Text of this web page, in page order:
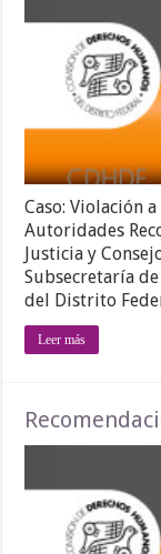
Caso: Violación
Autoridades
Justicia y
Subsecretaría
del Distrito
Leer más